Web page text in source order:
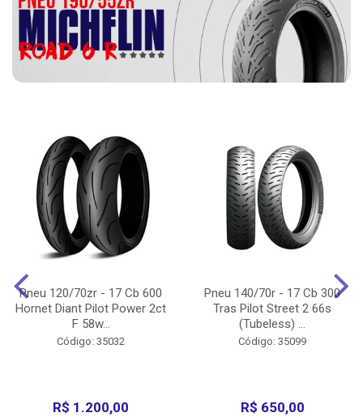
Pneu 120/70zr - 17 Cb 600
Hornet Diant Pilot Power 2ct
F 58w...
Código: 35032
R$ 1.200,00
Pneu 140/70r - 17 Cb 300
Tras Pilot Street 2 66s
(Tubeless) ...
Código: 35099
R$ 650,00